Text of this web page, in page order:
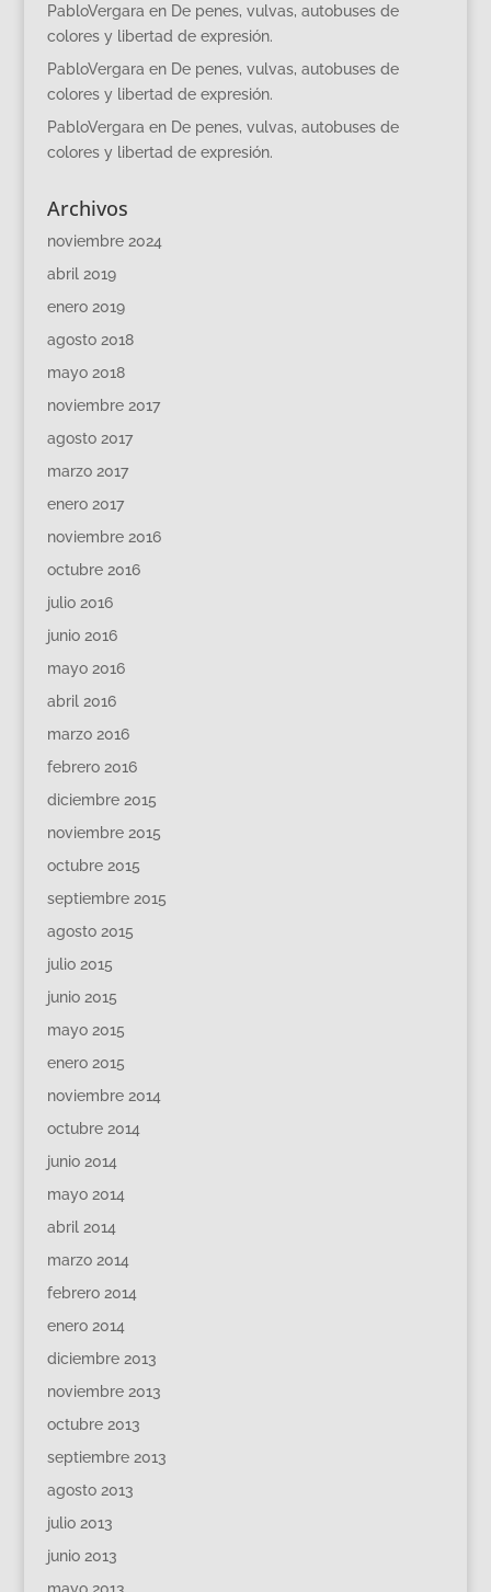
PabloVergara en De penes, vulvas, autobuses de
colores y libertad de expresión.
PabloVergara en De penes, vulvas, autobuses de
colores y libertad de expresión.
PabloVergara en De penes, vulvas, autobuses de
colores y libertad de expresión.
Archivos
noviembre 2024
abril 2019
enero 2019
agosto 2018
mayo 2018
noviembre 2017
agosto 2017
marzo 2017
enero 2017
noviembre 2016
octubre 2016
julio 2016
junio 2016
mayo 2016
abril 2016
marzo 2016
febrero 2016
diciembre 2015
noviembre 2015
octubre 2015
septiembre 2015
agosto 2015
julio 2015
junio 2015
mayo 2015
enero 2015
noviembre 2014
octubre 2014
junio 2014
mayo 2014
abril 2014
marzo 2014
febrero 2014
enero 2014
diciembre 2013
noviembre 2013
octubre 2013
septiembre 2013
agosto 2013
julio 2013
junio 2013